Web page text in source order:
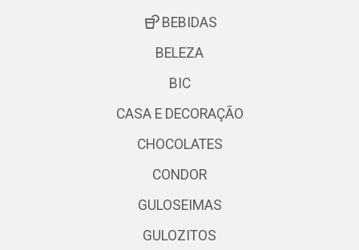
BEBIDAS
BELEZA
BIC
CASA E DECORAÇÃO
CHOCOLATES
CONDOR
GULOSEIMAS
GULOZITOS